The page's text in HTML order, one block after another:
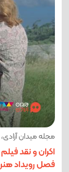
مجله میدان آزادی، جمعه 1 خرداد
اکران و نقد
فصل رویداد